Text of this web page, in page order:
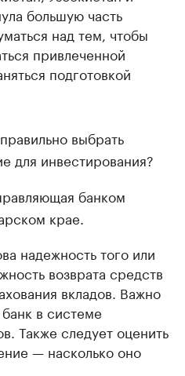
большую часть
над тем, чтобы
привлеченной
подготовкой
выбрать
для инвестирования?
банком
крае.
надежность того или
возврата средств
вкладов. Важно
банк в системе
Также следует оценить
— насколько оно